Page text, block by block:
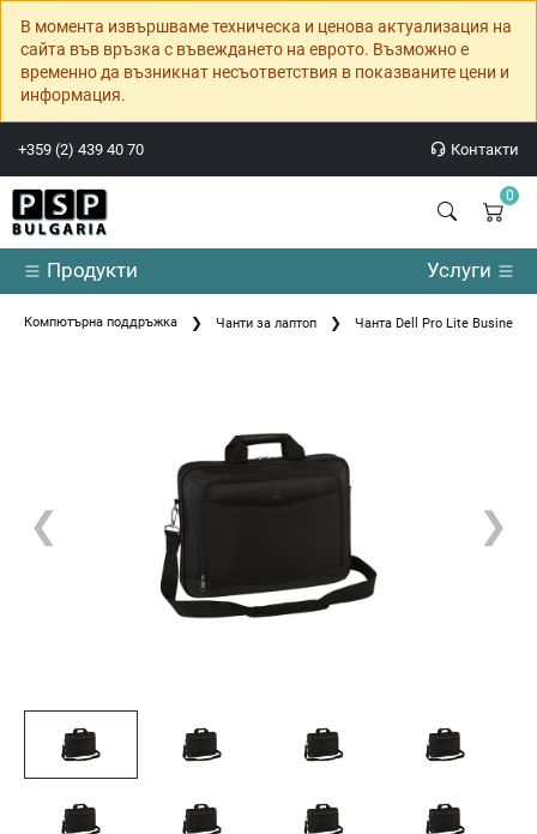
В момента извършваме техническа и ценова актуализация на
сайта във връзка с въвеждането на еврото. Възможно е
временно да възникнат несъответствия в показваните цени и
информация.
+359 (2) 439 40 70 Контакти
0
Продукти Услуги
Компютърна поддръжка Чанти за лаптоп Чанта Dell Pro Lite Business
❮ ❯